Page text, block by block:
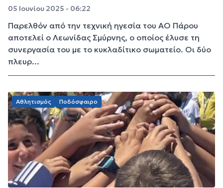
05 Ιουνίου 2025 - 06:22
Παρελθόν από την τεχνική ηγεσία του ΑΟ Πάρου
αποτελεί ο Λεωνίδας Σμύρνης, ο οποίος έλυσε τη
συνεργασία του με το κυκλαδίτικο σωματείο. Οι δύο
πλευρ...
Αθλητισμός Ποδόσφαιρο